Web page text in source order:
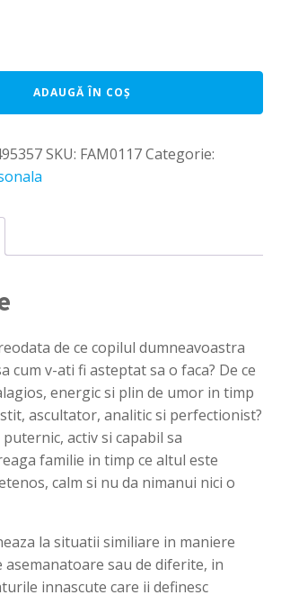
ADAUGĂ ÎN COȘ
SKU: FAM0117Categorie:
de ce copilul dumneavoastra
cum v-ati fi asteptat sa o faca? De ce
energic si plin de umor in timp
ascultator, analitic si perfectionist?
activ si capabil sa
familie in timp ce altul este
calm si nu da nimanui nici o
la situatii similiare in maniere
sau de diferite, in
innascute care ii definesc